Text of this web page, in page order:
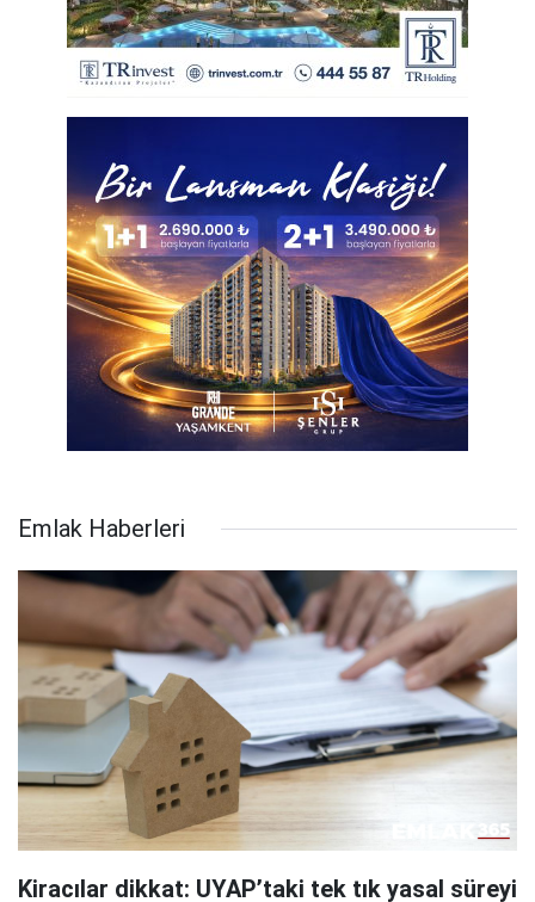
Emlak Haberleri
Kiracılar dikkat: UYAP’taki tek tık yasal süreyi